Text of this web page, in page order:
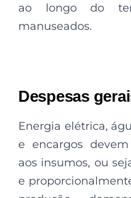
ao longo do
manuseados.
Despesas
Energia elétrica,
e encargos
aos insumos, ou
e